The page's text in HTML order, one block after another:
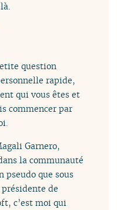
question
rapide,
qui vous êtes et
commencer par
Garnero,
la communauté
pseudo que sous
de
c’est moi qui